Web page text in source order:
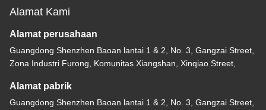
Alamat Kami
Alamat perusahaan
Guangdong Shenzhen Baoan lantai 1 & 2, No. 3, Gangzai Street,
Zona Industri Furong, Komunitas Xiangshan, Xinqiao Street,
Alamat pabrik
Guangdong Shenzhen Baoan lantai 1 & 2, No. 3, Gangzai Street,